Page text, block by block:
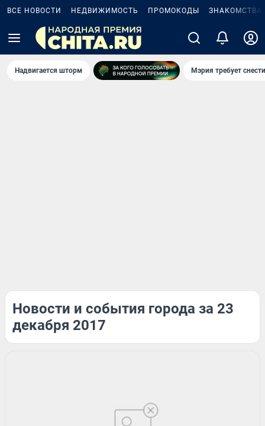
ВСЕ НОВОСТИ НЕДВИЖИМОСТЬ ПРОМОКОДЫ ЗНАКОМСТВА
Надвигается шторм Мэрия требует
Новости и события города за 23
декабря 2017